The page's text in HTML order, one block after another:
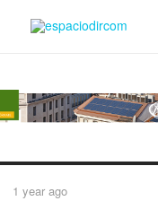
1 year ago